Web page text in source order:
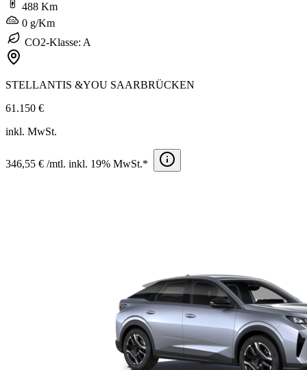
488 Km
0 g/Km
CO2-Klasse: A
STELLANTIS &YOU SAARBRÜCKEN
61.150 €
inkl. MwSt.
346,55 € /mtl. inkl. 19% MwSt.*